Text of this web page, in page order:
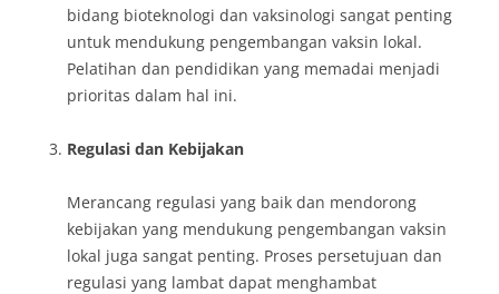
bidang bioteknologi dan vaksinologi sangat penting
untuk mendukung pengembangan vaksin lokal.
Pelatihan dan pendidikan yang memadai menjadi
prioritas dalam hal ini.
Regulasi dan Kebijakan
Merancang regulasi yang baik dan mendorong
kebijakan yang mendukung pengembangan vaksin
lokal juga sangat penting. Proses persetujuan dan
regulasi yang lambat dapat menghambat